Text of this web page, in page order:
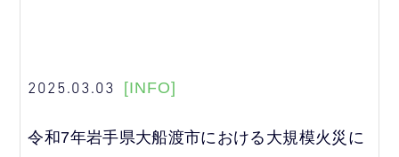
2025.03.03 [INFO]
令和7年岩手県大船渡市における大規模火災に